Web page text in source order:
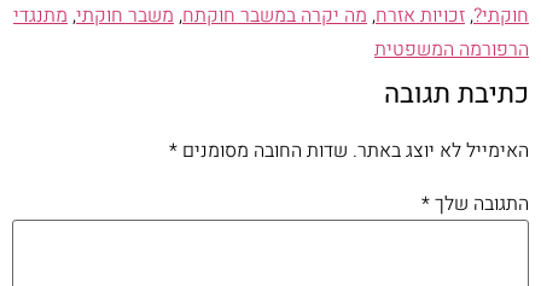
חוקתי?,זכויות אזרח,מה יקרה במשבר חוקתח,משבר חוקתי,מתנגדי
הרפורמה המשפטית
כתיבת תגובה
האימייל לא יוצג באתר. שדות החובה מסומנים *
התגובה שלך*